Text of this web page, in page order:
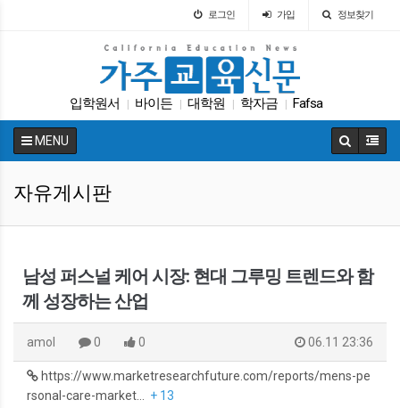
로그인 가입 정보찾기
입학원서 바이든 대학원 학자금 Fafsa
| 팝사 인터뷰 캘리포니아 교육부 차터스쿨
MENU
자유게시판
남성 퍼스널 케어 시장: 현대 그루밍 트렌드와 함
께 성장하는 산업
amol 0 0 06.11 23:36
https://www.marketresearchfuture.com/reports/mens-pe
rsonal-care-market… + 13